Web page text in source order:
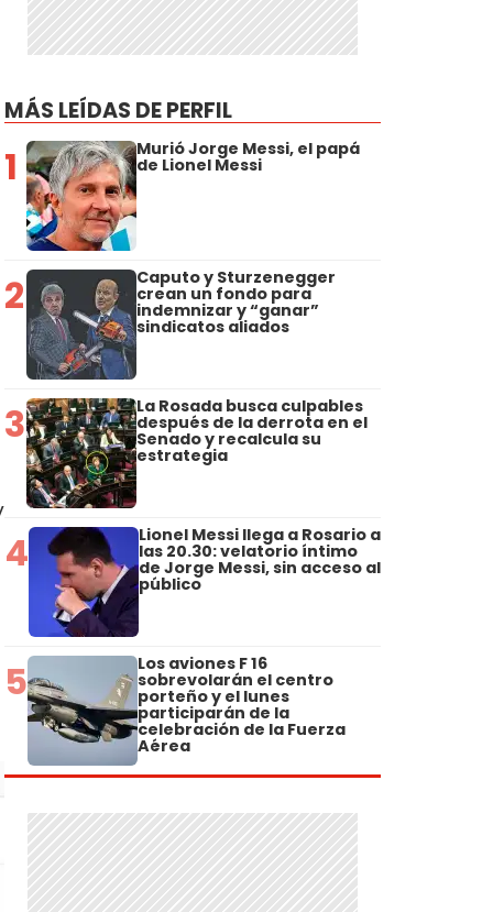
MÁS LEÍDAS DE PERFIL
1 Murió Jorge Messi, el papá
de Lionel Messi
2 Caputo y Sturzenegger
crean un fondo para
indemnizar y “ganar”
sindicatos aliados
3 La Rosada busca culpables
después de la derrota en el
Senado y recalcula su
estrategia
4 Lionel Messi llega a Rosario a
las 20.30: velatorio íntimo
de Jorge Messi, sin acceso al
público
5 Los aviones F 16
sobrevolarán el centro
porteño y el lunes
participarán de la
celebración de la Fuerza
Aérea